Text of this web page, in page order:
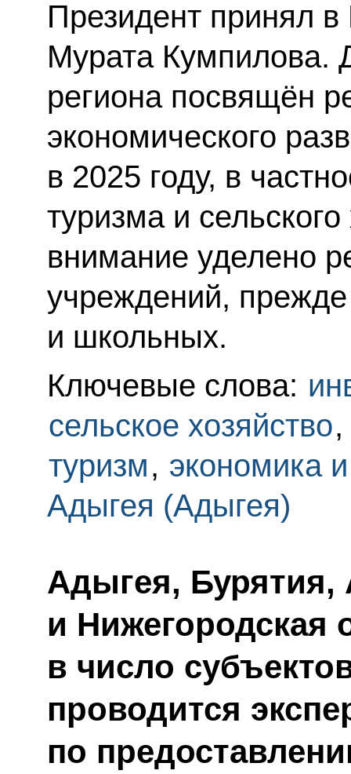
Президент принял
Мурата Кумпилова.
региона посвящён
экономического
в 2025 году, в
туризма и
внимание уделено
учреждений,
и школьных.
Ключевые слова:
сельское хозяйство,
туризм, экономика
Адыгея (Адыгея)
Адыгея, Бурятия,
и Нижегородская
в число
проводится
по